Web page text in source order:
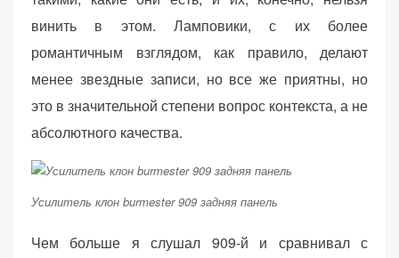
винить в этом. Ламповики, с их более
романтичным взглядом, как правило, делают
менее звездные записи, но все же приятны, но
это в значительной степени вопрос контекста, а не
абсолютного качества.
Усилитель клон burmester 909 задняя панель
Чем больше я слушал 909-й и сравнивал с